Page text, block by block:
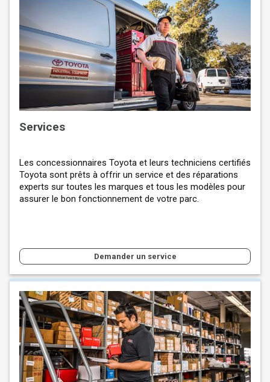
Services
Les concessionnaires Toyota et leurs techniciens certifiés
Toyota sont prêts à offrir un service et des réparations
experts sur toutes les marques et tous les modèles pour
assurer le bon fonctionnement de votre parc.
Demander un service